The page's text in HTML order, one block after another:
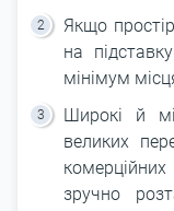
Якщо
на
мінімум
Широкі й
великих
зручно